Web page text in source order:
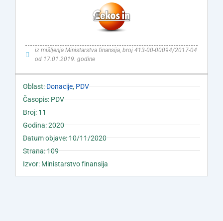
iz mišljenja Ministarstva finansija, broj 413-00-00094/2017-04
od 17.01.2019. godine
Oblast:Donacije,PDV
Časopis: PDV
Broj: 11
Godina: 2020
Datum objave: 10/11/2020
Strana: 109
Izvor: Ministarstvo finansija